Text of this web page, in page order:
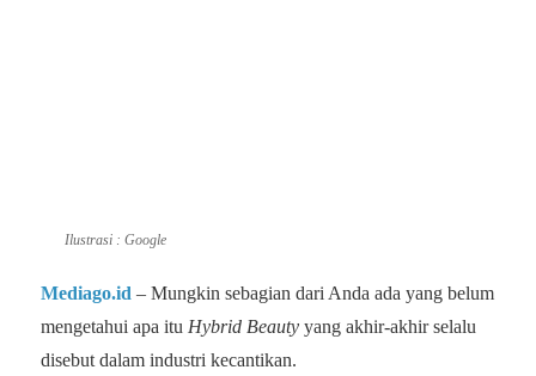
Ilustrasi : Google
Mediago.id – Mungkin sebagian dari Anda ada yang belum
mengetahui apa itu Hybrid Beauty yang akhir-akhir selalu
disebut dalam industri kecantikan.